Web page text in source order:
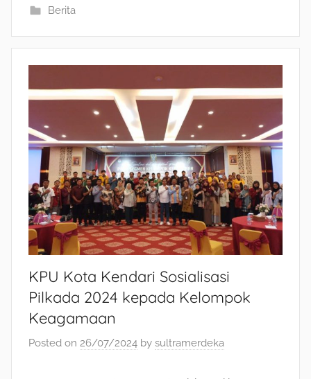
Berita
KPU Kota Kendari Sosialisasi
Pilkada 2024 kepada Kelompok
Keagamaan
Posted on 26/07/2024 by sultramerdeka